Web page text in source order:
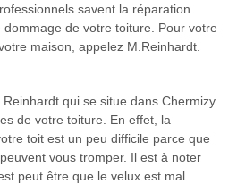
savent la réparation
de votre toiture. Pour votre
maison, appelez M.Reinhardt.
qui se situe dans Chermizy
de votre toiture. En effet, la
toit est un peu difficile parce que
vous tromper. Il est à noter
peut être que le velux est mal